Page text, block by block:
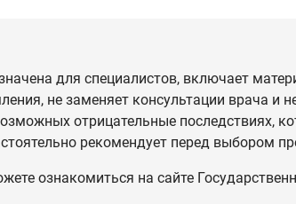
для специалистов, включает
не заменяет консультации врача и
отрицательные последствиях,
рекомендует перед выбором
ознакомиться на сайте